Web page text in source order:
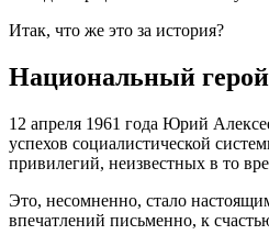
Итак, что же это за история?
Национальный герой
12 апреля 1961 года Юрий
успехов социалистической
привилегий, неизвестных в то
Это, несомненно, стало
впечатлений письменно, к